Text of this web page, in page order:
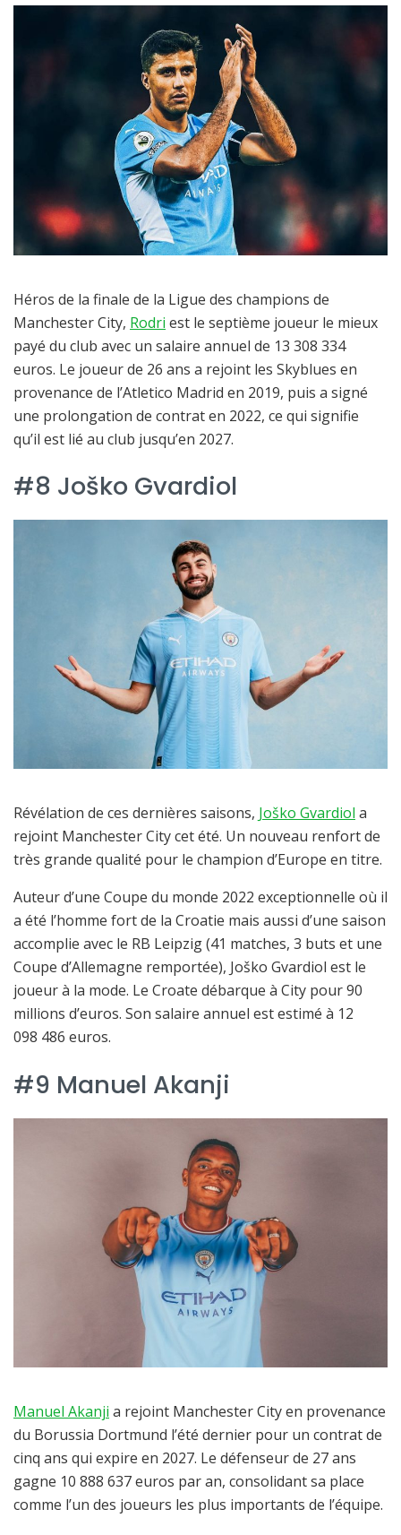
Héros de la finale de la Ligue des champions de
Manchester City, Rodri est le septième joueur le mieux
payé du club avec un salaire annuel de 13 308 334
euros. Le joueur de 26 ans a rejoint les Skyblues en
provenance de l’Atletico Madrid en 2019, puis a signé
une prolongation de contrat en 2022, ce qui signifie
qu’il est lié au club jusqu’en 2027.
#8 Joško Gvardiol
Révélation de ces dernières saisons, Joško Gvardiol a
rejoint Manchester City cet été. Un nouveau renfort de
très grande qualité pour le champion d’Europe en titre.
Auteur d’une Coupe du monde 2022 exceptionnelle où il
a été l’homme fort de la Croatie mais aussi d’une saison
accomplie avec le RB Leipzig (41 matches, 3 buts et une
Coupe d’Allemagne remportée), Joško Gvardiol est le
joueur à la mode. Le Croate débarque à City pour 90
millions d’euros. Son salaire annuel est estimé à 12
098 486 euros.
#9 Manuel Akanji
Manuel Akanji a rejoint Manchester City en provenance
du Borussia Dortmund l’été dernier pour un contrat de
cinq ans qui expire en 2027. Le défenseur de 27 ans
gagne 10 888 637 euros par an, consolidant sa place
comme l’un des joueurs les plus importants de l’équipe.